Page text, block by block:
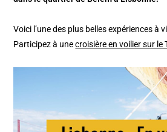
Voici l’une des plus belles expériences à
Participez à unecroisière en voilier sur le